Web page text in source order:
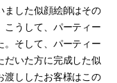
ました似顔絵師はその
こうして、パーティー
。そして、パーティー
だいた方に完成した似
渡ししたお客様はこの